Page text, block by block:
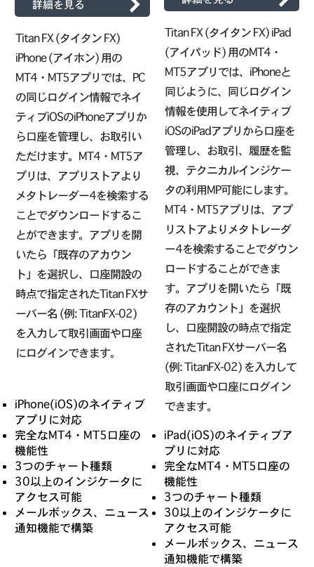
詳細を見る
Titan FX (タイタン FX)
iPhone (アイホン) 用の
MT4・MT5アプリでは、PC
の同じログイン情報でネイ
ティブiOSのiPhoneアプリか
ら口座を管理し、お取引い
ただけます。MT4・MT5ア
プリは、アプリストアより
メタトレーダー4を検索する
ことでダウンロードするこ
とができます。アプリを開
いたら「既存のアカウン
ト」を選択し、口座開設の
時点で指定されたTitan FXサ
ーバー名 (例: TitanFX-02)
を入力して取引画面や口座
にログインできます。
iPhone(iOS)のネイティブ
アプリに対応
完全なMT4・MT5口座の
機能性
3つのチャート種類
30以上のインジケータに
アクセス可能
メールボックス、ニュース
通知機能で構築
Titan FX (タイタン FX) iPad
(アイパッド) 用のMT4・
MT5アプリでは、iPhoneと
同じように、同じログイン
情報を使用してネイティブ
iOSのiPadアプリから口座を
管理し、お取引、履歴を監
視、テクニカルインジケー
タの利用MP可能にします。
MT4・MT5アプリは、アプ
リストアよりメタトレーダ
ー4を検索することでダウン
ロードすることができま
す。アプリを開いたら「既
存のアカウント」を選択
し、口座開設の時点で指定
されたTitan FXサーバー名
(例: TitanFX-02) を入力して
取引画面や口座にログイン
できます。
iPad(iOS)のネイティブア
プリに対応
完全なMT4・MT5口座の
機能性
3つのチャート種類
30以上のインジケータに
アクセス可能
メールボックス、ニュース
通知機能で構築